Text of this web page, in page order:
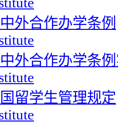
外合作办学条例
外合作办学条
留学生管理规定